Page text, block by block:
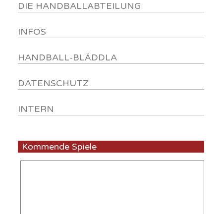
DIE HANDBALLABTEILUNG
INFOS
HANDBALL-BLÄDDLA
DATENSCHUTZ
INTERN
Kommende Spiele